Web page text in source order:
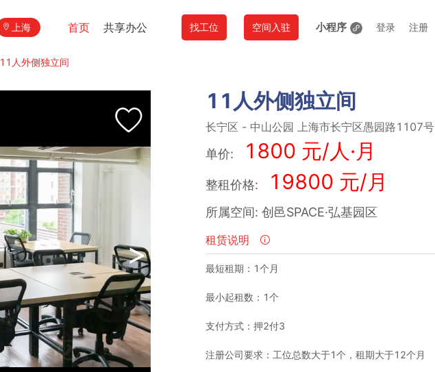
上海 首页 共享办公 找工位 空间入驻 小程序 登录 注册
11人外侧独立间
>
11人外侧独立间
长宁区 - 中山公园 上海市长宁区愚园路1107号
单价: 1800 元/人·月
整租价格: 19800 元/月
所属空间: 创邑SPACE·弘基园区
租赁说明
最短租期：1个月
最小起租数：1个
支付方式：押2付3
注册公司要求：工位总数大于1个，租期大于12个月